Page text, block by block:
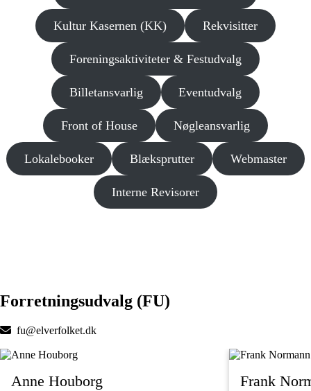
Kultur Kasernen (KK) Rekvisitter
Foreningsaktiviteter & Festudvalg
Billetansvarlig Eventudvalg
Front of House Nøgleansvarlig
Lokalebooker Blæksprutter Webmaster
Interne Revisorer
Forretningsudvalg (FU)
fu@elverfolket.dk
Anne Houborg Frank